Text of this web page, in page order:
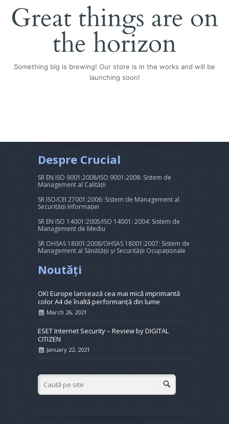
Great things are on
the horizon
Something big is brewing! Our store is in the works and will be
launching soon!
Despre Crucial
SR EN ISO 9001:2008/ISO 9001:2008: Sistem de
Management al Calității
SR ISO/CEI 27001:2006: Sistem de Management al
Securității Informației
SR EN ISO 14001:2005/ISO 14001: 2004: Sistem de
Management de Mediu
SR OHSAS 18001:2008/OHSAS 18001:2007: Sistem de
Management al Sănătății și Securității Ocupaționale
Noutăți
OKI Europe lansează cea mai mică imprimantă
color A4 de înaltă performanță din lume
March 26, 2021
ESET Internet Security – Review by DIGITAL
CITIZEN
January 22, 2021